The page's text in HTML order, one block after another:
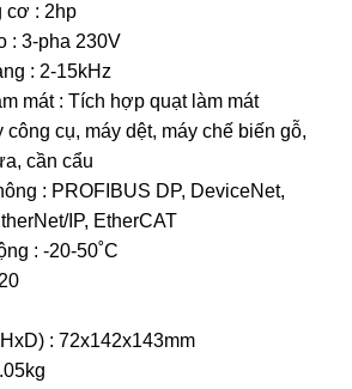
cơ : 2hp
: 3-pha 230V
: 2-15kHz
mát : Tích hợp quạt làm mát
cụ, máy dệt, máy chế biến gỗ,
cần cẩu
: PROFIBUS DP, DeviceNet,
IP, EtherCAT
: -20-50˚C
: 72x142x143mm